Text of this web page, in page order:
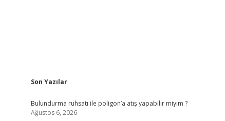
Sidebar
Son Yazılar
Bulundurma ruhsatı ile poligon’a atış yapabilir miyim ?
Ağustos 6, 2026
ilbet yeni giriş